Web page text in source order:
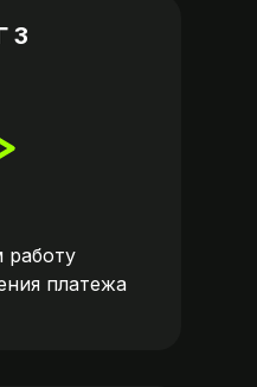
работу
платежа
3